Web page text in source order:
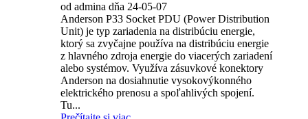
od admina dňa 24-05-07
Anderson P33 Socket PDU (Power Distribution
Unit) je typ zariadenia na distribúciu energie,
ktorý sa zvyčajne používa na distribúciu energie
z hlavného zdroja energie do viacerých zariadení
alebo systémov. Využíva zásuvkové konektory
Anderson na dosiahnutie vysokovýkonného
elektrického prenosu a spoľahlivých spojení.
Tu...